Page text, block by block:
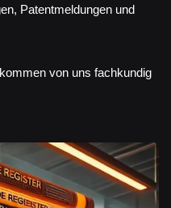
Patentmeldungen und
von uns fachkundig